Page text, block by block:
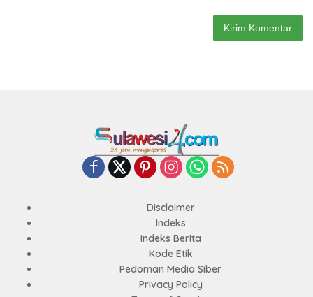
Disclaimer
Indeks
Indeks Berita
Kode Etik
Pedoman Media Siber
Privacy Policy